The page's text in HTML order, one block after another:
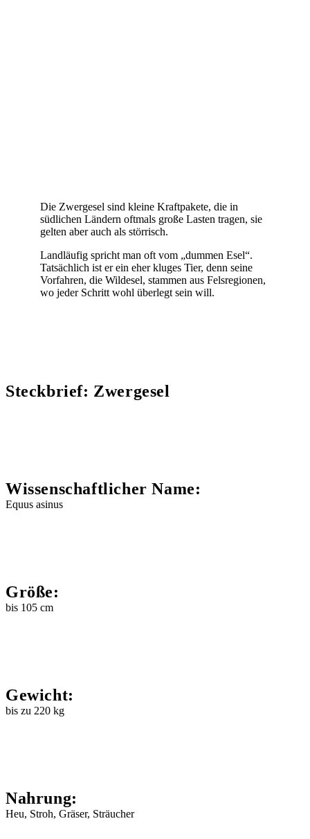
Die Zwergesel sind kleine Kraftpakete, die in
südlichen Ländern oftmals große Lasten tragen, sie
gelten aber auch als störrisch.
Landläufig spricht man oft vom „dummen Esel“.
Tatsächlich ist er ein eher kluges Tier, denn seine
Vorfahren, die Wildesel, stammen aus Felsregionen,
wo jeder Schritt wohl überlegt sein will.
Steckbrief: Zwergesel
Wissenschaftlicher Name:
Equus asinus
Größe:
bis 105 cm
Gewicht:
bis zu 220 kg
Nahrung:
Heu, Stroh, Gräser, Sträucher